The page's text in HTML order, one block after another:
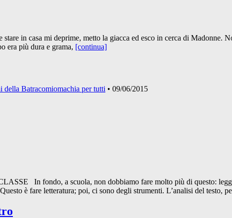
stare in casa mi deprime, metto la giacca ed esco in cerca di
era più dura e grama, [continua]
della Batracomiomachia per tutti • 09/06/2015
In fondo, a scuola, non dobbiamo fare molto più di questo:
è fare letteratura; poi, ci sono degli strumenti. L’analisi del testo,